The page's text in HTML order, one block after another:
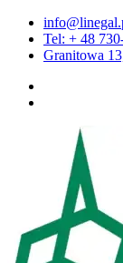
Przejdź
treści
Tel: + 48
Granitowa